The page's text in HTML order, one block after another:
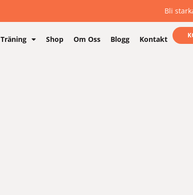
Bli
Träning Shop Om Oss Blogg Kontakt